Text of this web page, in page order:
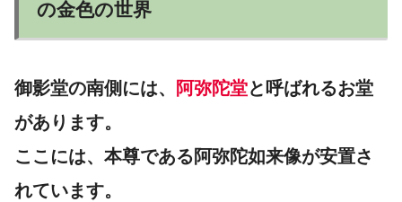
の金色の世界
御影堂の南側には、 阿弥陀堂と呼ばれるお堂
があります。
ここには、本尊である阿弥陀如来像が安置さ
れています。